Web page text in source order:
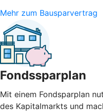
Mehr zum Bausparvertrag
Fondssparplan
Mit einem Fondsparplan
des Kapitalmarkts und